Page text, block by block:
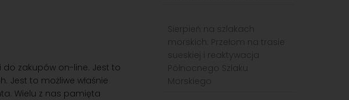
zakupów on-line. Jest to
Jest to możliwe właśnie
Wielu z nas pamięta
Sierpień na szlakach
morskich: Przełom na trasie
sueskiej i reaktywacja
Północnego Szlaku
Morskiego